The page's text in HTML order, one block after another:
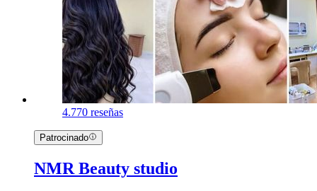
4.770 reseñas
Patrocinado
NMR Beauty studio